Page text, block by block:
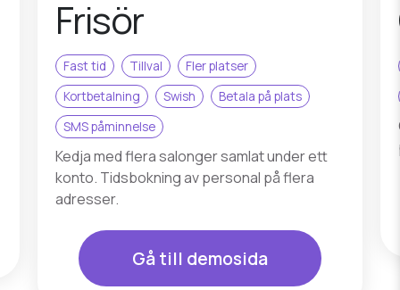
Golfsimulator
Fast tid Access
Kortbetalning
Klippkort
Abonnemang
Obemannad lokal. Kunden bokar och betalar
på nätet och öppnar dörren med mobilen.